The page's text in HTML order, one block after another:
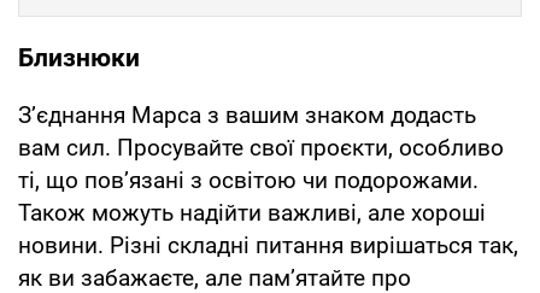
Близнюки
З’єднання Марса з вашим знаком додасть
вам сил. Просувайте свої проєкти, особливо
ті, що пов’язані з освітою чи подорожами.
Також можуть надійти важливі, але хороші
новини. Різні складні питання вирішаться так,
як ви забажаєте, але пам’ятайте про